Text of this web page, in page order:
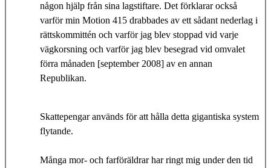
någon hjälp från sina lagstiftare. Det förklarar också
varför min Motion 415 drabbades av ett sådant nederlag i
rättskommittén och varför jag blev stoppad vid varje
vägkorsning och varför jag blev besegrad vid omvalet
förra månaden [september 2008] av en annan
Republikan.
Skattepengar används för att hålla detta gigantiska system
flytande.
Många mor- och farföräldrar har ringt mig under den tid